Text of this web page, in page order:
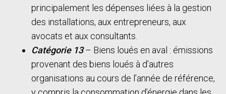
principalement les dépenses liées à la gestion
des installations, aux entrepreneurs, aux
avocats et aux consultants.
Catégorie 13 – Biens loués en aval : émissions
provenant des biens loués à d’autres
organisations au cours de l’année de référence,